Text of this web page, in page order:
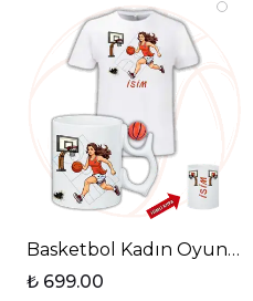
Basketbol Kadın Oyunculu Basketbol Toplu Kupa + Baskılı Pamuklu Tişört Kombin-1
₺ 699.00